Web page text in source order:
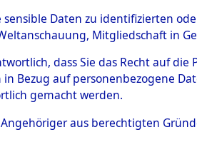
Ablaufs und
→0001
sensible Daten zu identifizierten
Mitgliedschaft in
dass Sie das Recht auf
Bezug auf personenbezogene
gemacht werden.
Angehöriger aus berechtigten